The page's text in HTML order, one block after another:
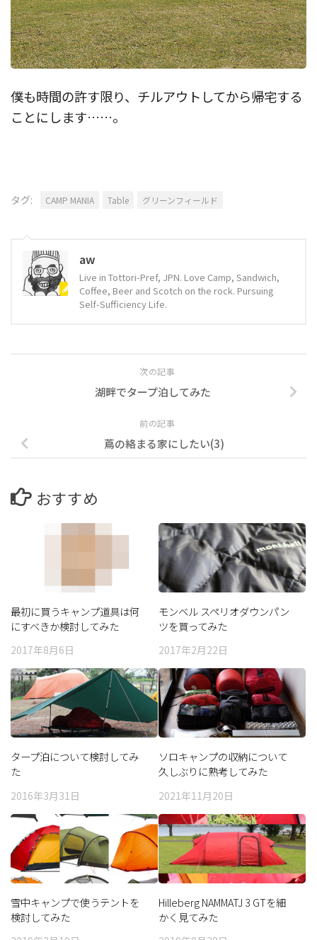
僕も時間の許す限り、チルアウトしてから帰宅する
ことにします……。
タグ: CAMP MANIA Table グリーンフィールド
aw
Live in Tottori-Pref, JPN. Love Camp, Sandwich,
Coffee, Beer and Scotch on the rock. Pursuing
Self-Sufficiency Life.
次の記事
湖畔でタープ泊してみた
前の記事
蔦の絡まる家にしたい(3)
おすすめ
最初に買うキャンプ道具は何
にすべきか検討してみた
2017年8月6日
モンベル スペリオダウンパン
ツを買ってみた
2017年2月22日
タープ泊について検討してみ
た
2016年3月31日
ソロキャンプの収納について
久しぶりに熟考してみた
2021年11月20日
雪中キャンプで使うテントを
検討してみた
Hilleberg NAMMATJ 3 GTを細
かく見てみた